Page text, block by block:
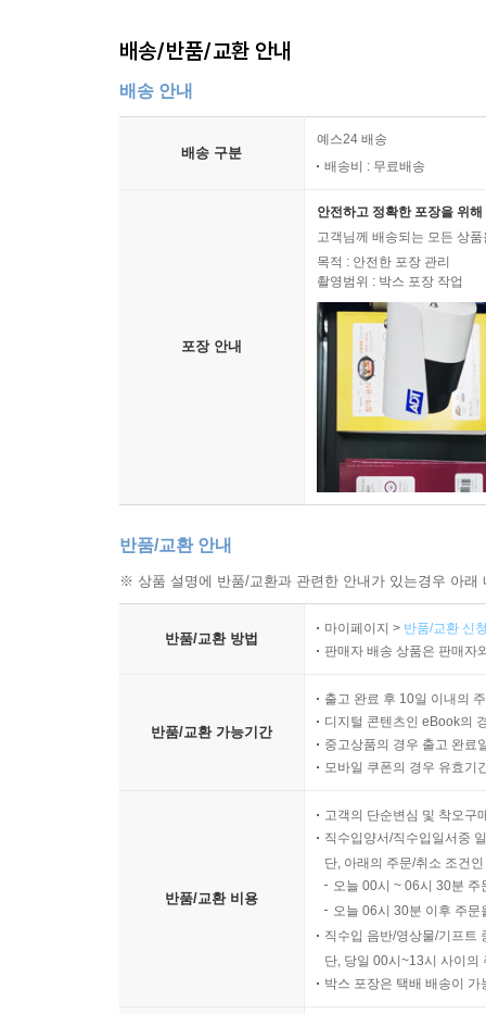
진보 성향인 민주당의 후보로서 힐러리는 시민과
외교 면에서는 네오콘 입장과 같던 강경주의 노
불투명한 기업가들의 의뢰를 받아들였다. 양극화
시리아 강경 응징을 지지했다. 또한 1993년 퍼스
받으며 정책 면에서도 큰 실패를 맛보았다. 그
인종차별과 여성차별이라는 대립 구도를 양산했
마녀인가 잔 다르크인가? 소크라테스의 악처
세기의 성추문 피해자인가? 중도 실용주의 정
대변자인가 거대 기업의 검은 수혜자인가? 힐러
앞으로의 미국과 세계 정치가 힐러리에게 거는 기
미국 정치사에서 보다 진보적이며 평화적인 노
외교정책 및 국가안보 관련 기관들은 너무나 비
‘팍스 아메리카나’를 일궜던 미국은 오로지 미국
우선 국민에게 솔직해야 한다고 칼럼니스트 아
이처럼 대외 문제에서든 복잡한 국내 문제든,
능력 있는 변호사이자 한 가정을 이끄는 아내이
힐러리는 늘 ‘보다 작은 발걸음들’로부터 변화가
복무할 당시, 작고 쉬운 변화를 중시하는 정치
세계 정치에 중요한 부분이다. 타라 맥켈비는 ‘
국무부 장관 당시 여성 문제, 시민과 노동자의 권
힐러리는 보수적인 집안에서 태어났지만 진보
배송/반품/교환 안내
배송 안내
배송 구분
예스24 배송
배송비 : 무료배송
포장 안내
안전하고 정확한 포장을 위
고객님께 배송되는 모든 상
목적 : 안전한 포장 관리
촬영범위 : 박스 포장 작업
반품/교환 안내
※ 상품 설명에 반품/교환과 관련한 안내가 있는경우 아
반품/교환 방법
마이페이지 > 반품/교환 신
판매자 배송 상품은 판매자
반품/교환 가능기간
출고 완료 후 10일 이내의
디지털 콘텐츠인 eBook의
중고상품의 경우 출고 완료
모바일 쿠폰의 경우 유효기
반품/교환 비용
고객의 단순변심 및 착오구
직수입양서/직수입일서중
단, 아래의 주문/취소 조건
오늘 00시 ~ 06시 30분
오늘 06시 30분 이후 주
직수입 음반/영상물/기프트
단, 당일 00시~13시 사이의
박스 포장은 택배 배송이